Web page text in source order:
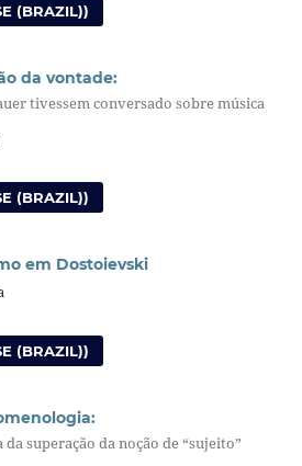
(BRAZIL))
da vontade:
tivessem conversado sobre música
(BRAZIL))
em Dostoievski
(BRAZIL))
superação da noção de “sujeito”